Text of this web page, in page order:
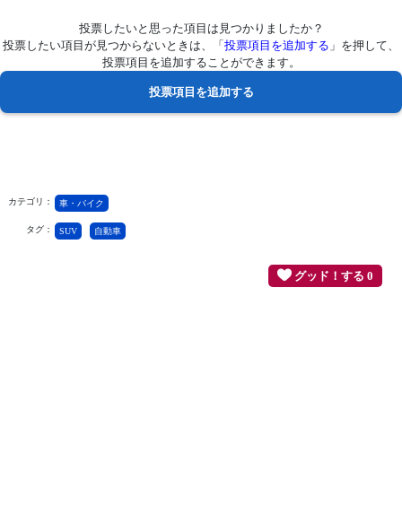
投票したいと思った項目は見つかりましたか？
投票したい項目が見つからないときは、「 投票項目を追加する 」を押して、
投票項目を追加することができます。
カテゴリ： 車・バイク
タグ： SUV 自動車
グッド！する 0